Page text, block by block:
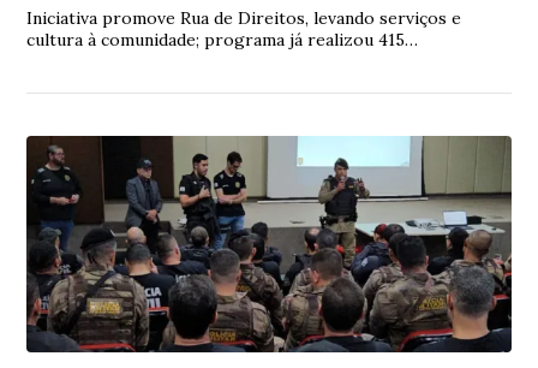
Iniciativa promove Rua de Direitos, levando serviços e
cultura à comunidade; programa já realizou 415